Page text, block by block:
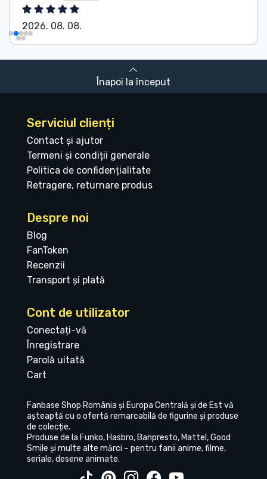
2026. 08. 08.
Înapoi la început
Serviciul clienți
Contact și ajutor
Termeni și condiții generale
Politica de confidențialitate
Retragere, returnare produs
Despre noi
Blog
FanToken
Recenzii
Transport și plată
Cont de utilizator
Conectați-vă
Înregistrare
Parolă uitată
Cart
Fanbase Shop România și Europa Centrală și de Est vă
așteaptă cu o ofertă remarcabilă de figurine și produse
de colecție.
Produse de la Funko, Hasbro, Banpresto, Mattel, Good
Smile și multe alte mărci – pentru fanii anime, filme,
seriale, desene animate.